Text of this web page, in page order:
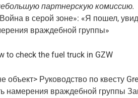
партнерскую комиссию.
в серой зоне»: «Я пошел,
враждебной группы»
объект> Руководство по квесту
намерения враждебной группы